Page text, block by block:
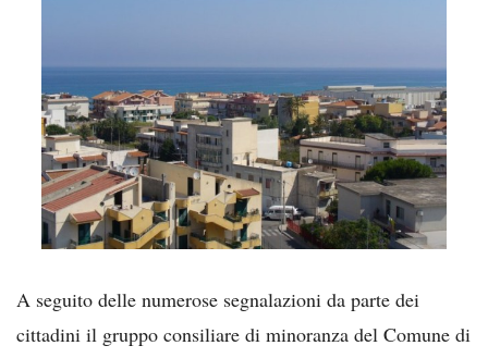
A seguito delle numerose segnalazioni da parte dei
cittadini il gruppo consiliare di minoranza del Comune di